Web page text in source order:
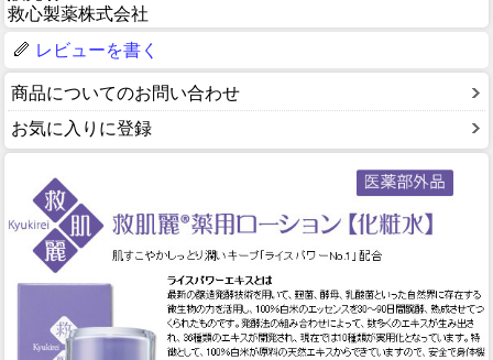
救心製薬株式会社
レビューを書く
商品についてのお問い合わせ
お気に入りに登録